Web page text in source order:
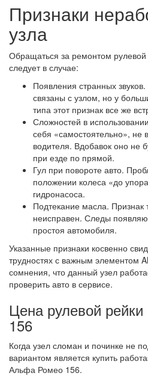
Признаки
узла
Обращаться за ремонтом
следует в случае:
Появления странных
связаны с узлом, но у
типа этот признак все же
Сложностей в
себя «самостоятельно», не
водителя. Вдобавок оно не
при езде по прямой.
Гул при повороте авто.
положении колеса «до
гидронасоса.
Подтекание масла. Признак
неисправен. Следы
простоя автомобиля.
Указанные признаки косвенно
трудностях с важным элементом
сомнения, что данный узел
проверить авто в сервисе.
Цена рулевой
156
Когда узел сломан и починке не
вариантом является купить
Альфа Ромео 156.